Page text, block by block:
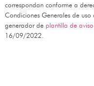
correspondan conforme a
Condiciones Generales de
generador de plantilla de
16/09/2022.